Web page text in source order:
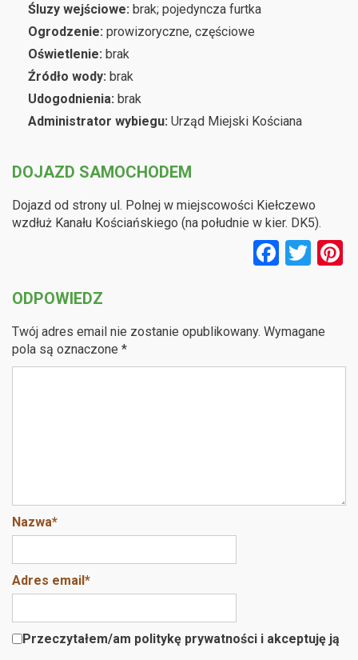
Śluzy wejściowe: brak; pojedyncza furtka
Ogrodzenie: prowizoryczne, częściowe
Oświetlenie: brak
Źródło wody: brak
Udogodnienia: brak
Administrator wybiegu: Urząd Miejski Kościana
DOJAZD SAMOCHODEM
Dojazd od strony ul. Polnej w miejscowości Kiełczewo
wzdłuż Kanału Kościańskiego (na południe w kier. DK5).
F
b
T
er
ODPOWIEDZ
Twój adres email nie zostanie opublikowany. Wymagane
pola są oznaczone *
Nazwa*
Adres email*
Przeczytałem/am politykę prywatności i akceptuję ją